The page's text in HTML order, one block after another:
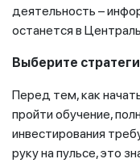
деятельность –
останется в
Выберите
Перед тем, как
пройти обучение,
инвестирования
руку на пульсе, это